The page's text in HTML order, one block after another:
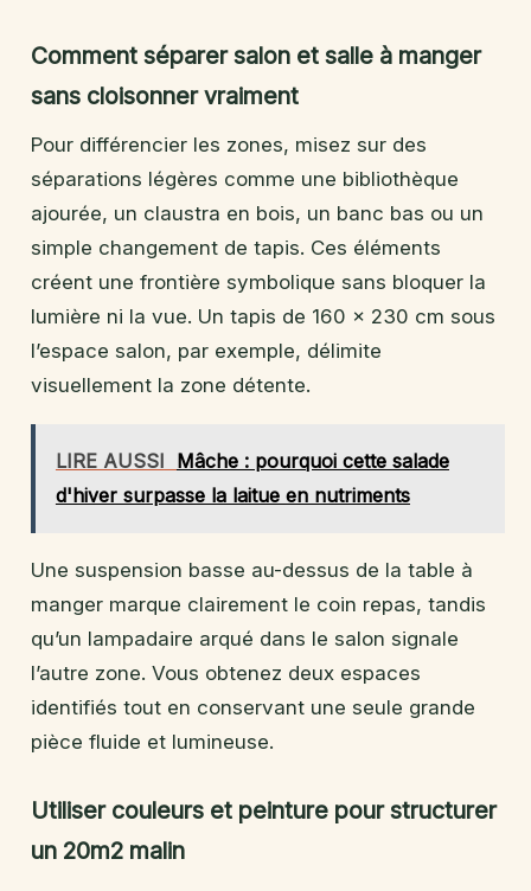
Comment séparer salon et salle à manger
sans cloisonner vraiment
Pour différencier les zones, misez sur des
séparations légères comme une bibliothèque
ajourée, un claustra en bois, un banc bas ou un
simple changement de tapis. Ces éléments
créent une frontière symbolique sans bloquer la
lumière ni la vue. Un tapis de 160 x 230 cm sous
l’espace salon, par exemple, délimite
visuellement la zone détente.
LIRE AUSSI Mâche : pourquoi cette salade
d'hiver surpasse la laitue en nutriments
Une suspension basse au-dessus de la table à
manger marque clairement le coin repas, tandis
qu’un lampadaire arqué dans le salon signale
l’autre zone. Vous obtenez deux espaces
identifiés tout en conservant une seule grande
pièce fluide et lumineuse.
Utiliser couleurs et peinture pour structurer
un 20m2 malin